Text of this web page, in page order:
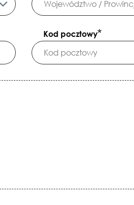
Kod pocztowy